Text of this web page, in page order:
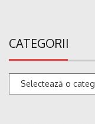
CATEGORII
Categorii